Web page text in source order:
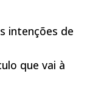
intenções de
que vai à